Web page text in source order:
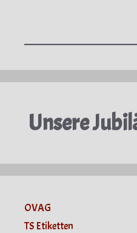
Unsere
OVAG
TS Etiketten